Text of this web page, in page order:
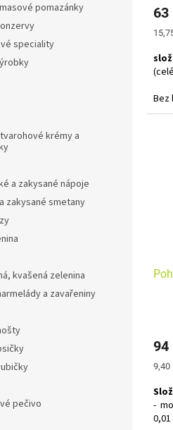
pomazánky
speciality
krémy a
a zakysané nápoje
zakysané smetany
kvašená zelenina
a zavařeniny
pečivo
je
5,0
z
5
63
Bez
94
9,40
-
0,01